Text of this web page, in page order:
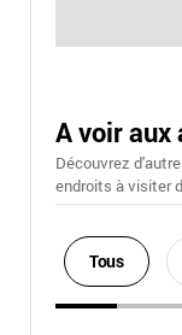
A voir aux
Découvrez
endroits à visiter
Tous